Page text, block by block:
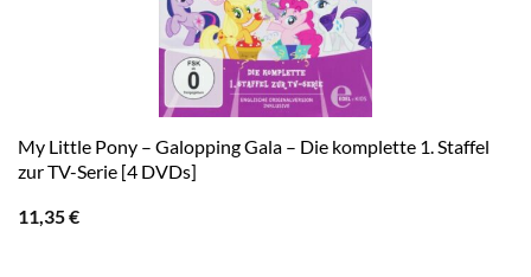
My Little Pony – Galopping Gala – Die komplette 1. Staffel
zur TV-Serie [4 DVDs]
11,35€